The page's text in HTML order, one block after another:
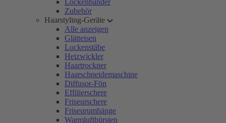
Lockenbänder
Zubehör
Haarstyling-Geräte
Alle anzeigen
Glätteisen
Lockenstäbe
Heizwickler
Haartrockner
Haarschneidemaschine
Diffusor-Fön
Effilierschere
Friseurschere
Friseurumhänge
Warmluftbürsten